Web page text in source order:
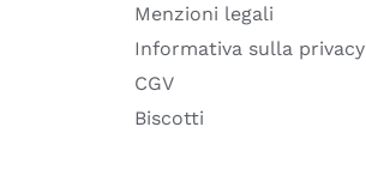
Menzioni legali
Informativa sulla privacy
CGV
Biscotti